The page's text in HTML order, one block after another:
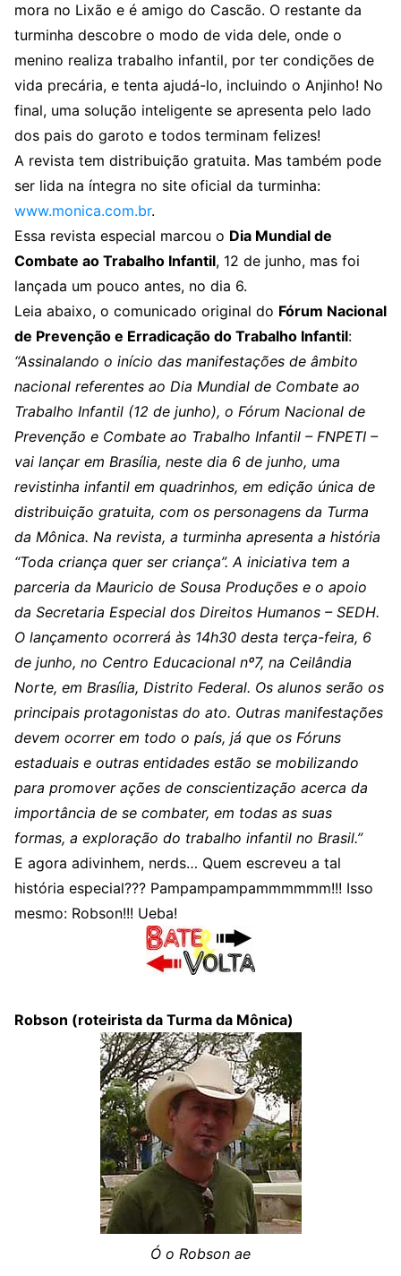
mora no Lixão e é amigo do Cascão. O restante da
turminha descobre o modo de vida dele, onde o
menino realiza trabalho infantil, por ter condições de
vida precária, e tenta ajudá-lo, incluindo o Anjinho! No
final, uma solução inteligente se apresenta pelo lado
dos pais do garoto e todos terminam felizes!
A revista tem distribuição gratuita. Mas também pode
ser lida na íntegra no site oficial da turminha:
www.monica.com.br.
Essa revista especial marcou o Dia Mundial de
Combate ao Trabalho Infantil, 12 de junho, mas foi
lançada um pouco antes, no dia 6.
Leia abaixo, o comunicado original do Fórum Nacional
de Prevenção e Erradicação do Trabalho Infantil:
“Assinalando o início das manifestações de âmbito
nacional referentes ao Dia Mundial de Combate ao
Trabalho Infantil (12 de junho), o Fórum Nacional de
Prevenção e Combate ao Trabalho Infantil – FNPETI –
vai lançar em Brasília, neste dia 6 de junho, uma
revistinha infantil em quadrinhos, em edição única de
distribuição gratuita, com os personagens da Turma
da Mônica. Na revista, a turminha apresenta a história
“Toda criança quer ser criança”. A iniciativa tem a
parceria da Mauricio de Sousa Produções e o apoio
da Secretaria Especial dos Direitos Humanos – SEDH.
O lançamento ocorrerá às 14h30 desta terça-feira, 6
de junho, no Centro Educacional nº7, na Ceilândia
Norte, em Brasília, Distrito Federal. Os alunos serão os
principais protagonistas do ato. Outras manifestações
devem ocorrer em todo o país, já que os Fóruns
estaduais e outras entidades estão se mobilizando
para promover ações de conscientização acerca da
importância de se combater, em todas as suas
formas, a exploração do trabalho infantil no Brasil.”
E agora adivinhem, nerds… Quem escreveu a tal
história especial??? Pampampampammmmmm!!! Isso
mesmo: Robson!!! Ueba!
Robson (roteirista da Turma da Mônica)
Ó o Robson ae